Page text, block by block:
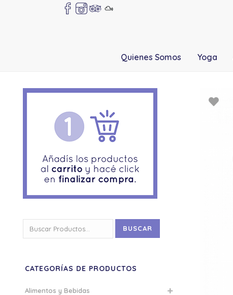
Quienes Somos Yoga
por:
BUSCAR
CATEGORÍAS DE PRODUCTOS
Alimentos y Bebidas